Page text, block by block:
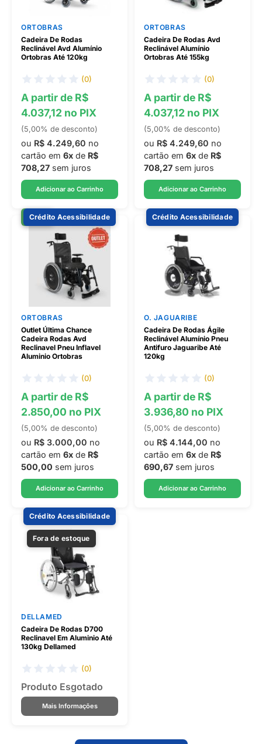
ORTOBRAS
Cadeira De Rodas
Reclinável Avd Alumínio
Ortobras Até 120kg
(0)
A partir de R$
4.037,12 no PIX
(5,00% de desconto)
ou R$ 4.249,60 no
cartão em 6x de R$
708,27 sem juros
Adicionar ao Carrinho
ORTOBRAS
Cadeira De Rodas Avd
Reclinável Alumínio
Ortobras Até 155kg
(0)
A partir de R$
4.037,12 no PIX
(5,00% de desconto)
ou R$ 4.249,60 no
cartão em 6x de R$
708,27 sem juros
Adicionar ao Carrinho
-20%
Crédito Acessibilidade
ORTOBRAS
Outlet Última Chance
Cadeira Rodas Avd
Reclinavel Pneu Inflavel
Aluminio Ortobras
(0)
A partir de R$
2.850,00 no PIX
(5,00% de desconto)
ou R$ 3.000,00 no
cartão em 6x de R$
500,00 sem juros
Adicionar ao Carrinho
Crédito Acessibilidade
O. JAGUARIBE
Cadeira De Rodas Ágile
Reclinável Alumínio Pneu
Antifuro Jaguaribe Até
120kg
(0)
A partir de R$
3.936,80 no PIX
(5,00% de desconto)
ou R$ 4.144,00 no
cartão em 6x de R$
690,67 sem juros
Adicionar ao Carrinho
Crédito Acessibilidade
Fora de estoque
DELLAMED
Cadeira De Rodas D700
Reclinavel Em Aluminio Até
130kg Dellamed
(0)
Produto Esgotado
Mais Informações